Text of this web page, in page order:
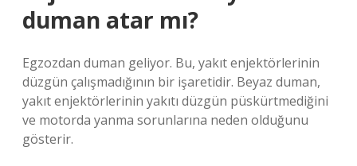
duman atar mı?
Egzozdan duman geliyor. Bu, yakıt enjektörlerinin
düzgün çalışmadığının bir işaretidir. Beyaz duman,
yakıt enjektörlerinin yakıtı düzgün püskürtmediğini
ve motorda yanma sorunlarına neden olduğunu
gösterir.